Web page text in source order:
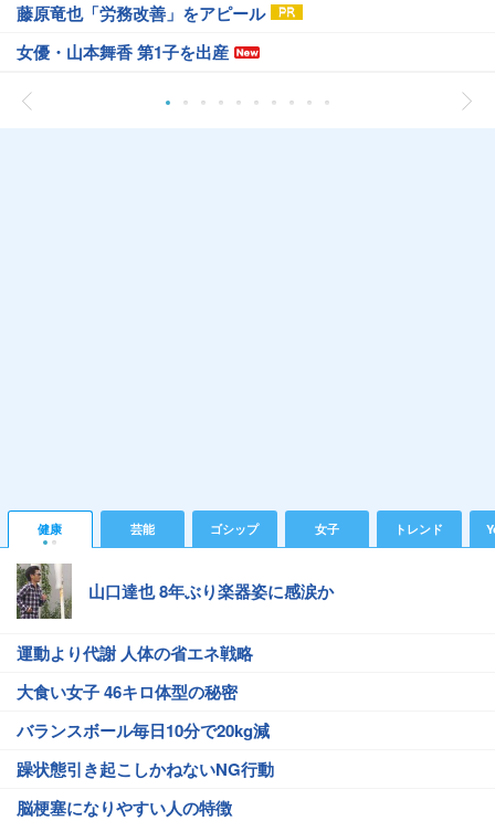
藤原竜也「労務改善」をアピール
女優・山本舞香 第1子を出産
健康 芸能 ゴシップ 女子 トレンド
山口達也 8年ぶり楽器姿に感涙か
運動より代謝 人体の省エネ戦略
大食い女子 46キロ体型の秘密
バランスボール毎日10分で20kg減
躁状態引き起こしかねないNG行動
脳梗塞になりやすい人の特徴